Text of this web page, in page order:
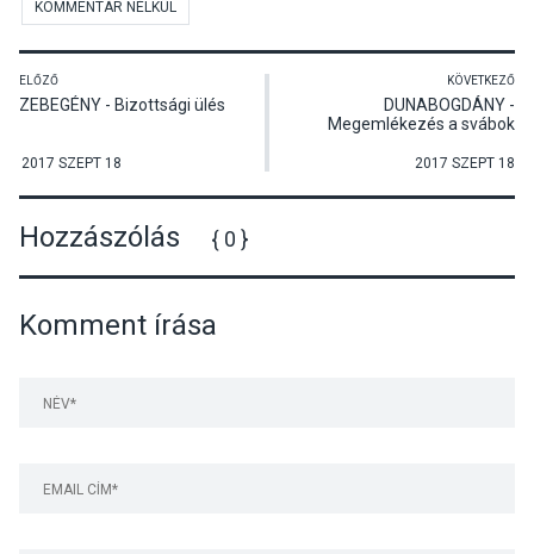
KOMMENTÁR NÉLKÜL
ELŐZŐ
ZEBEGÉNY - Bizottsági ülés
2017 SZEPT 18
KÖVETKEZŐ
DUNABOGDÁNY -
Megemlékezés a svábok
2017 SZEPT 18
Hozzászólás { 0 }
Komment írása